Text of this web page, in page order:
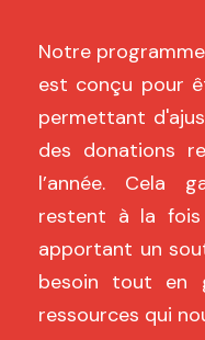
Notre
est conçu pour
permettant
des donations
l’année. Cela
restent à la fois
apportant un
besoin tout en
ressources qui